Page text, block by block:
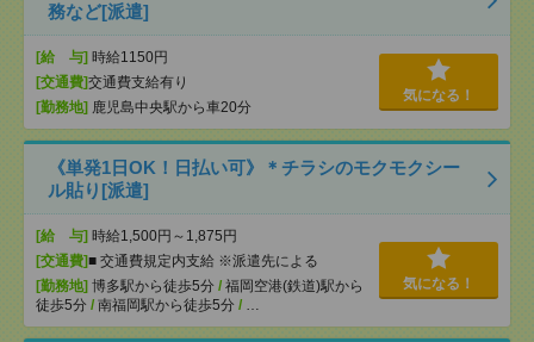
務など[派遣]
[給 与] 時給1150円
[交通費]交通費支給有り
[勤務地] 鹿児島中央駅から車20分
気になる！
《単発1日OK！日払い可》＊チラシのモクモクシー
ル貼り[派遣]
[給 与] 時給1,500円～1,875円
[交通費]■ 交通費規定内支給 ※派遣先による
[勤務地] 博多駅から徒歩5分 / 福岡空港(鉄道)駅から
徒歩5分 / 南福岡駅から徒歩5分 / …
気になる！